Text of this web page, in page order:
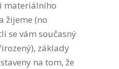
materiálního
žijeme (no
se vám současný
základy
na tom, že